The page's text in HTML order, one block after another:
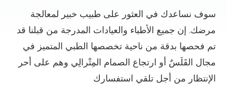
سوف نساعدك في العثور على طبيب خبير لمعالجة
مرضك. إن جميع الأطباء والعيادات المدرجة من قبلنا قد
تم فحصها بدقة من ناحية تخصصها الطبي المتميز في
مجال القَلَسٌ أو ارتجاع الصمام المِتْرالِي وهم على أحر
الإنتظار من أجل تلقي استفسارك